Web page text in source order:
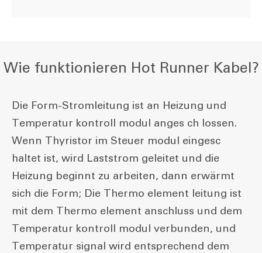
Wie funktionieren Hot Runner Kabel?
Die Form-Stromleitung ist an Heizung und
Temperatur kontroll modul anges ch lossen.
Wenn Thyristor im Steuer modul eingesc
haltet ist, wird Laststrom geleitet und die
Heizung beginnt zu arbeiten, dann erwärmt
sich die Form; Die Thermo element leitung ist
mit dem Thermo element anschluss und dem
Temperatur kontroll modul verbunden, und
Temperatur signal wird entsprechend dem